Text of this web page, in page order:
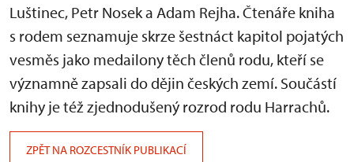
Luštinec, Petr Nosek a Adam Rejha. Čtenáře kniha
s rodem seznamuje skrze šestnáct kapitol pojatých
vesměs jako medailony těch členů rodu, kteří se
významně zapsali do dějin českých zemí. Součástí
knihy je též zjednodušený rozrod rodu Harrachů.
ZPĚT NA ROZCESTNÍK PUBLIKACÍ